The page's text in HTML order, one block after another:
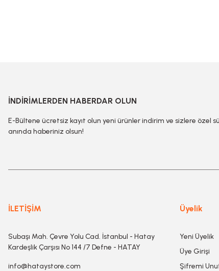
İNDİRİMLERDEN HABERDAR OLUN
E-Bültene ücretsiz kayıt olun yeni ürünler indirim ve sizlere özel
anında haberiniz olsun!
İLETİŞİM
Subaşı Mah. Çevre Yolu Cad. İstanbul - Hatay
Kardeşlik Çarşısı No 144 /7 Defne - HATAY
info@hataystore.com
Üyelik
Yeni Üyelik
Üye Girişi
Şifremi